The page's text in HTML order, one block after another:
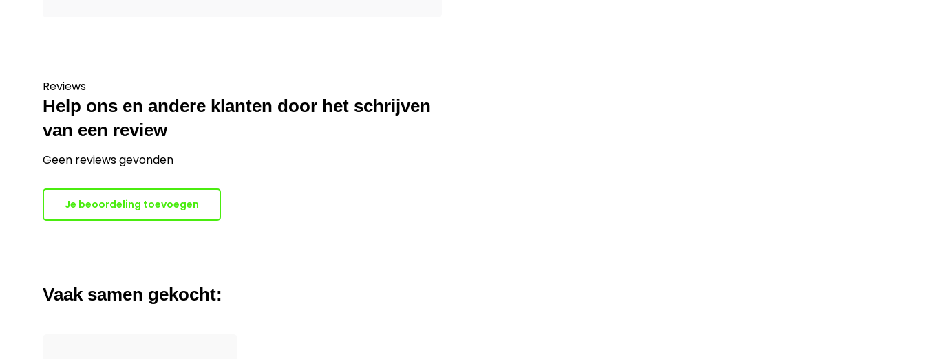
Reviews
Help ons en andere klanten door het schrijven
van een review
Geen reviews gevonden
Je beoordeling toevoegen
Vaak samen gekocht: